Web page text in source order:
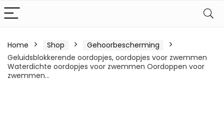
Home Shop
Gehoorbescherming
Geluidsblokkerende oordopjes, oordopjes voor zwemmen
Waterdichte oordopjes voor zwemmen Oordoppen voor
zwemmen…